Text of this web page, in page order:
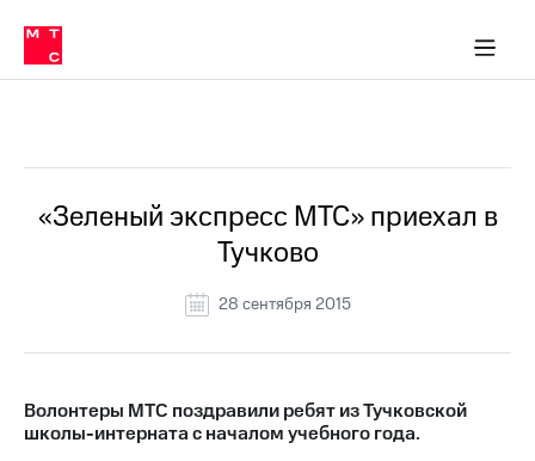
Медиа-центр
и акционерам
Устойчивое развитие
Комплаенс и деловая этика
компании
Карьера
История
Руководство
Контакты
в МТС
Пресс-
релизы
о технологиях
«Зеленый экспресс МТС» приехал в
Тучково
28 сентября 2015
Волонтеры МТС поздравили ребят из Тучковской
школы-интерната с началом учебного года.